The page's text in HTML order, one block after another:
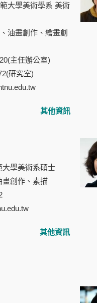
大學美術學系 美術
油畫創作、繪畫創
主任辦公室)
究室)
其他資訊
大學美術系碩士
畫創作、素描
其他資訊